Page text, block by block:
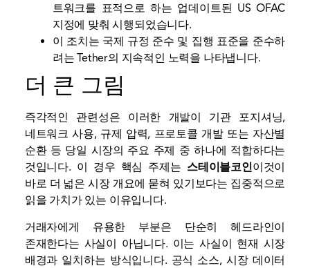
트워크를 표적으로 하는 업데이트된 US OFAC
지정에 맞춰 시행되었습니다.
이 조치는 국제 규정 준수 및 집행 표준을 준수하
려는 Tether의 지속적인 노력을 나타냅니다.
더 큰 그림
즉각적인 관련성은 이러한 개발이 기관 포지셔닝,
네트워크 사용, 규제 압력, 프로토콜 개발 또는 자산별
순환 등 당일 시장의 주요 주제 중 하나에 적합하다는
것입니다. 이 경우 핵심 주제는 스테이블코인이것이
바로 더 넓은 시장 개요에 묻혀 있기보다는 집중적으로
읽을 가치가 있는 이유입니다.
거래자에게 유용한 부분은 단순히 헤드라인이
존재한다는 사실이 아닙니다. 이는 사실이 현재 시장
배경과 일치하는 방식입니다. 공식 소스, 시장 데이터